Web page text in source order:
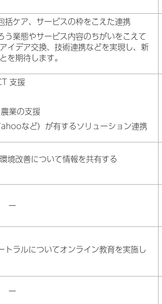
ケア、サービスの枠をこえた連携
業態やサービス内容のちがいをこえて
イデア交換、技術連携などを実現し、新
を期待します。
支援
業の支援
など）が有するソリューション連携
境改善について情報を共有する
ー
ラルについてオンライン教育を実施し
ー